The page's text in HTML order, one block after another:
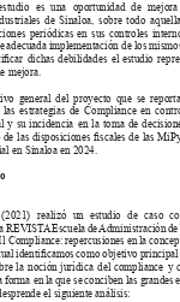
es una oportunidad de mejora
de Sinaloa, sobre todo
periódicas en sus controles
adecuada implementación de los
dichas debilidades el estudio
mejora.
general del proyecto que se
las estrategias de Compliance en
y su incidencia en la toma de
de las disposiciones scales de las
en Sinaloa en 2024.
(2021) realizó un estudio de caso
REVISTAEscuela de Administración de
Compliance: repercusiones en la
identicamos como objetivo principal
la noción jurídica del compliance y
forma en la que se conciben las grandes
el siguiente análisis: